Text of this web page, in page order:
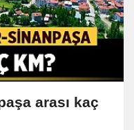
arası kaç